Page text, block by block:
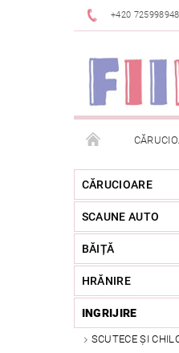
+420 725998948
BRANDURI
RETURNAREA
CĂRUCIOARE
SCAUNE AUTO
BĂIȚĂ
HRĂNIRE
INGRIJIRE
SCUTECE ȘI